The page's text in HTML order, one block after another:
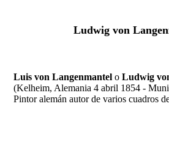
Ludwig von
Luis von Langenmantel oLudwig
(Kelheim, Alemania 4 abril 1854 -
Pintor alemán autor de varios cuadros